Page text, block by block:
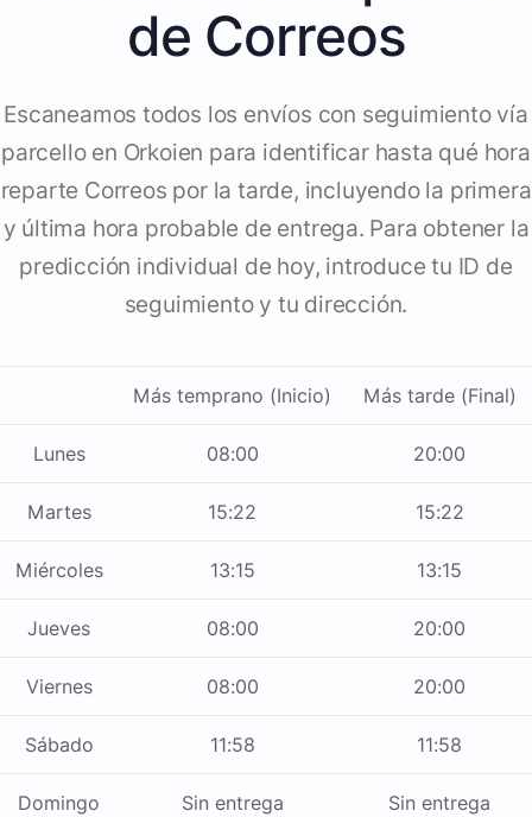
de Correos
Escaneamos todos los envíos con seguimiento vía
parcello en Orkoien para identificar hasta qué hora
reparte Correos por la tarde, incluyendo la primera
y última hora probable de entrega. Para obtener la
predicción individual de hoy, introduce tu ID de
seguimiento y tu dirección.
Más temprano (Inicio) Más tarde (Final)
Lunes 08:00 20:00
Martes 15:22 15:22
Miércoles 13:15 13:15
Jueves 08:00 20:00
Viernes 08:00 20:00
Sábado 11:58 11:58
Domingo Sin entrega Sin entrega